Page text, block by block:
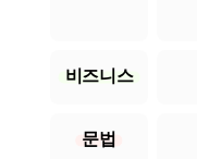
비즈니스
문법